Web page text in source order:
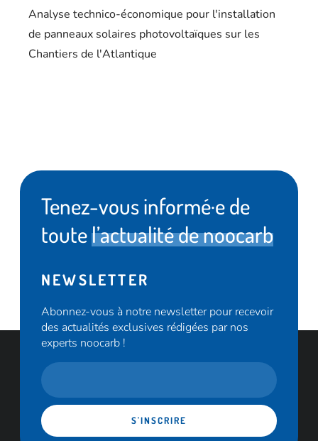
Analyse technico-économique pour l'installation
de panneaux solaires photovoltaïques sur les
Chantiers de l'Atlantique
Tenez-vous informé·e de
toutel’actualité de noocarb
NEWSLETTER
Abonnez-vous à notre newsletter pour recevoir
des actualités exclusives rédigées par nos
experts noocarb !
S'INSCRIRE